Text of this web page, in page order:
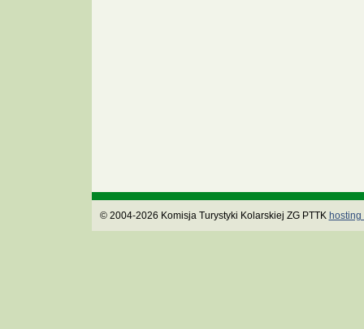
© 2004-2026 Komisja Turystyki Kolarskiej ZG PTTK hosting